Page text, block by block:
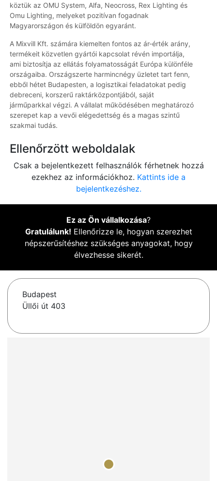
köztük az OMU System, Alfa, Neocross, Rex Lighting és
Omu Lighting, melyeket pozitívan fogadnak
Magyarországon és külföldön egyaránt.
A Mixvill Kft. számára kiemelten fontos az ár-érték arány,
termékeit közvetlen gyártói kapcsolat révén importálja,
ami biztosítja az ellátás folyamatosságát Európa különféle
országaiba. Országszerte harmincnégy üzletet tart fenn,
ebből hétet Budapesten, a logisztikai feladatokat pedig
debreceni, korszerű raktárközpontjából, saját
járműparkkal végzi. A vállalat működésében meghatározó
szerepet kap a vevői elégedettség és a magas szintű
szakmai tudás.
Ellenőrzött weboldalak
Csak a bejelentkezett felhasználók férhetnek hozzá
ezekhez az információkhoz. Kattints ide a
bejelentkezéshez.
Ez az Ön vállalkozása?
Gratulálunk! Ellenőrizze le, hogyan szerezhet
népszerűsítéshez szükséges anyagokat, hogy
élvezhesse sikerét.
Budapest
Üllői út 403